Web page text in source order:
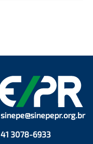
sinepe@sinepepr.org.br
41 3078-6933